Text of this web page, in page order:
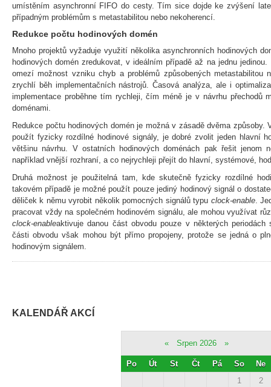
umístěním asynchronní FIFO do cesty. Tím sice dojde ke zvýšení
případným problémům s metastabilitou nebo nekoherencí.
Redukce počtu hodinových domén
Mnoho projektů vyžaduje využití několika asynchronních hodinových
hodinových domén zredukovat, v ideálním případě až na jednu
omezí možnost vzniku chyb a problémů způsobených metastabilitou
zrychlí běh implementačních nástrojů. Časová analýza, ale i
implementace proběhne tím rychleji, čím méně je v návrhu přechodů
doménami.
Redukce počtu hodinových domén je možná v zásadě dvěma způsoby.
použít fyzicky rozdílné hodinové signály, je dobré zvolit jeden hlavní
většinu návrhu. V ostatních hodinových doménách pak řešit jenom
například vnější rozhraní, a co nejrychleji přejít do hlavní, systémové,
Druhá možnost je použitelná tam, kde skutečně fyzicky rozdílné
takovém případě je možné použít pouze jediný hodinový signál o
děliček k němu vyrobit několik pomocných signálů typu clock-enable.
pracovat vždy na společném hodinovém signálu, ale mohou využívat
clock-enableaktivuje danou část obvodu pouze v některých periodách
části obvodu však mohou být přímo propojeny, protože se jedná o
hodinovým signálem.
KALENDÁŘ AKCÍ
« Srpen 2026 »
Po Út St Čt Pá So
Ne
1
2